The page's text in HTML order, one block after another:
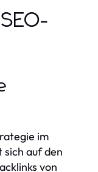
im
sich auf den
von